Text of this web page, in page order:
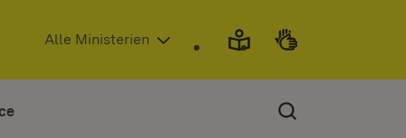
(Öffnet in neuem Fenster)
Alle Ministerien